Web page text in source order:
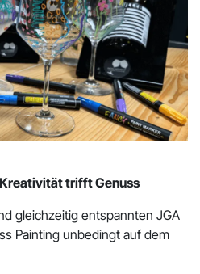
trifft Genuss
gleichzeitig entspannten JGA
Painting unbedingt auf dem